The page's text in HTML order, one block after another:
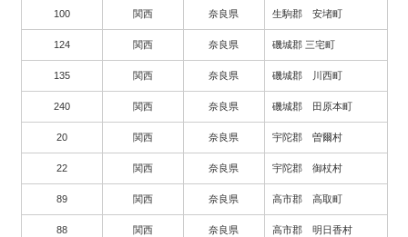
100 関西 奈良県 生駒郡 安堵町
124 関西 奈良県 磯城郡 三宅町
135 関西 奈良県 磯城郡 川西町
240 関西 奈良県 磯城郡 田原本町
20 関西 奈良県 宇陀郡 曽爾村
22 関西 奈良県 宇陀郡 御杖村
89 関西 奈良県 高市郡 高取町
88 関西 奈良県 高市郡 明日香村